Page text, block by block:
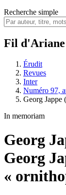
Recherche simple
Fil d'Ariane
Érudit
Revues
Inter
Numéro 97,
Georg Jappe
In memoriam
Georg
Georg
«